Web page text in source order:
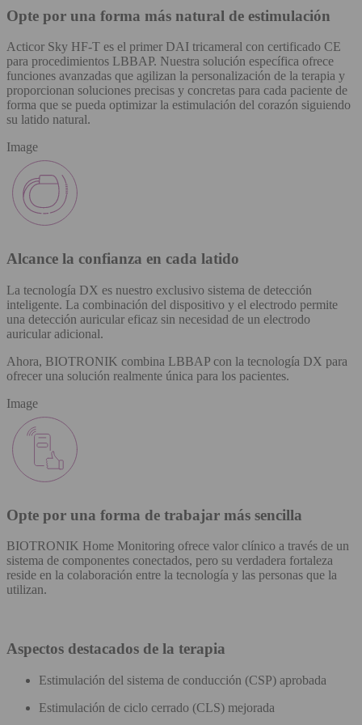
Opte por una forma más natural de estimulación
Acticor Sky HF-T es el primer DAI tricameral con certificado CE
para procedimientos LBBAP. Nuestra solución específica ofrece
funciones avanzadas que agilizan la personalización de la terapia y
proporcionan soluciones precisas y concretas para cada paciente de
forma que se pueda optimizar la estimulación del corazón siguiendo
su latido natural.
Image
Alcance la confianza en cada latido
La tecnología DX es nuestro exclusivo sistema de detección
inteligente. La combinación del dispositivo y el electrodo permite
una detección auricular eficaz sin necesidad de un electrodo
auricular adicional.
Ahora, BIOTRONIK combina LBBAP con la tecnología DX para
ofrecer una solución realmente única para los pacientes.
Image
Opte por una forma de trabajar más sencilla
BIOTRONIK Home Monitoring ofrece valor clínico a través de un
sistema de componentes conectados, pero su verdadera fortaleza
reside en la colaboración entre la tecnología y las personas que la
utilizan.
Aspectos destacados de la terapia
Estimulación del sistema de conducción (CSP) aprobada
Estimulación de ciclo cerrado (CLS) mejorada